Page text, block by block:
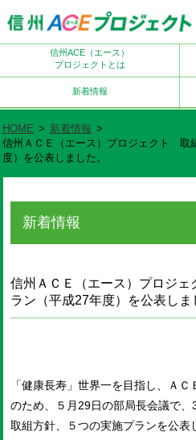
信州ACE（エース）
プロジェクトとは
新着情報
HOME > 新着情報 >
信州ＡＣＥ（エース）プロジェクト 取
度）を公表しました。
新着情報
信州ＡＣＥ（エース）プロジ
ラン（平成27年度）を公表しま
「健康長寿」世界一を目指し、Ａ
のため、５月29日の部局長会議で
取組方針、５つの実施プランを公表